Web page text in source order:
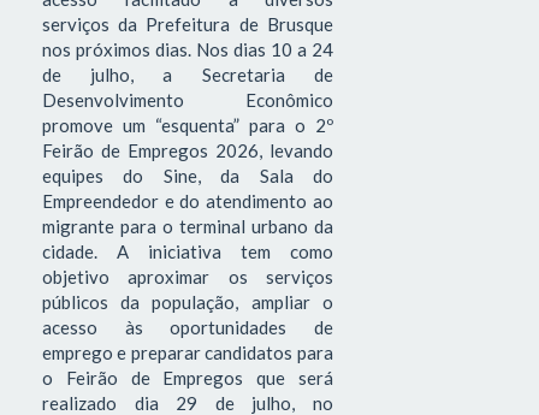
serviços da Prefeitura de Brusque
nos próximos dias. Nos dias 10 a 24
de julho, a Secretaria de
Desenvolvimento Econômico
promove um “esquenta” para o 2º
Feirão de Empregos 2026, levando
equipes do Sine, da Sala do
Empreendedor e do atendimento ao
migrante para o terminal urbano da
cidade. A iniciativa tem como
objetivo aproximar os serviços
públicos da população, ampliar o
acesso às oportunidades de
emprego e preparar candidatos para
o Feirão de Empregos que será
realizado dia 29 de julho, no